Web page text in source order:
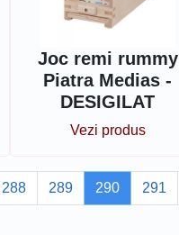
Joc remi rummy
Piatra Medias -
DESIGILAT
Vezi produs
288 289 290 291